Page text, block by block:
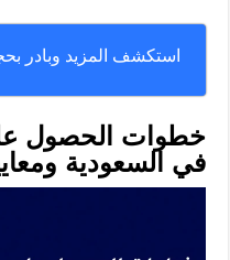
استكشف المزيد وبادر
خطوات الحصول
في السعودية